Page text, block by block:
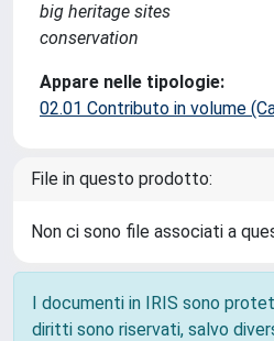
big heritage sites
conservation
Appare nelle tipologie:
02.01 Contributo in volume
File in questo prodotto:
Non ci sono file associati a
I documenti in IRIS sono
diritti sono riservati, salvo